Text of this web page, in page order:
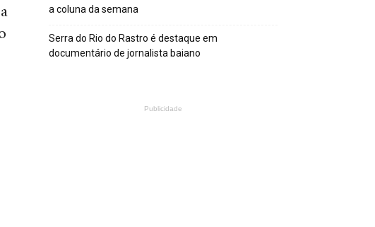
a coluna da semana
Serra do Rio do Rastro é destaque em
documentário de jornalista baiano
Publicidade